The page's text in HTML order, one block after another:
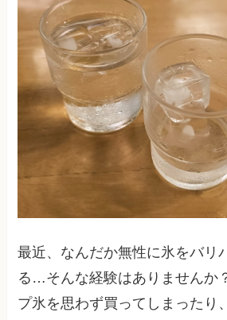
最近、なんだか無性に氷をバリ
る…そんな経験はありませんか
プ氷を思わず買ってしまったり